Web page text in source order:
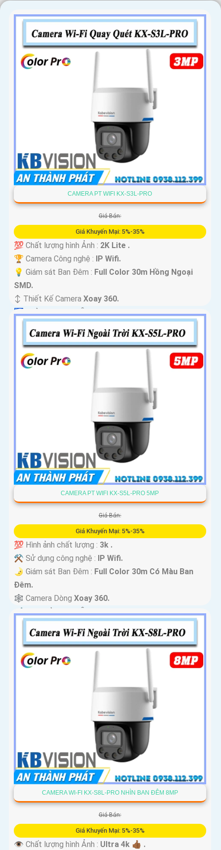
CAMERA PT WIFI KX-S3L-PRO
Giá Bán:
Giá Khuyến Mại: 5%-35%
💯 Chất lượng hình Ảnh : 2K Lite .
🏆 Camera Công nghệ : IP Wifi.
💡 Giám sát Ban Đêm : Full Color 30m Hồng Ngoại
SMD.
↕️ Thiết Kế Camera Xoay 360.
️🛃 Khả Năng :Thu Âm.
CAMERA PT WIFI KX-S5L-PRO 5MP
Giá Bán:
Giá Khuyến Mại: 5%-35%
💯 Hình ảnh chất lượng : 3k .
⚒ Sử dụng công nghệ : IP Wifi.
🌛 Giám sát Ban Đêm : Full Color 30m Có Màu Ban
Ðêm.
🕸️ Camera Dòng Xoay 360.
️📢 Đặt Điểm :Thu Âm Và Loa.
CAMERA WI-FI KX-S8L-PRO NHÌN BAN ĐÊM 8MP
Giá Bán:
Giá Khuyến Mại: 5%-35%
👁 Chất lượng hình Ảnh : Ultra 4k 👍🏾 .